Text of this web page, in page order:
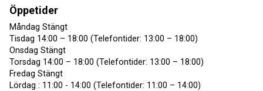
Öppetider
Måndag Stängt
Tisdag 14:00 – 18:00 (Telefontider: 13:00 – 18:00)
Onsdag Stängt
Torsdag 14:00 – 18:00 (Telefontider: 13:00 – 18:00)
Fredag Stängt
Lördag : 11:00 - 14:00 (Telefontider: 11:00 – 14:00)